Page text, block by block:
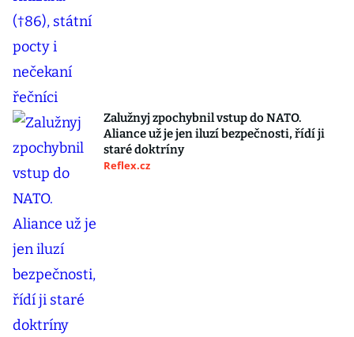
Zalužnyj zpochybnil vstup do NATO.
Aliance už je jen iluzí bezpečnosti, řídí ji
staré doktríny
Reflex.cz